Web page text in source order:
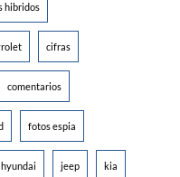
hibridos
cifras
comentarios
fotos espia
hyundai jeep kia